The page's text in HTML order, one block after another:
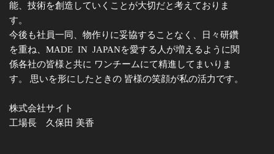
能、技術を創造していくことが大切だと考えておりま
す。
今後も社員一同、物作りに妥協することなく、日々研鑽
を重ね、MADE IN JAPANを愛する人が増えるように関
係各社の皆様と共に ワンチームにて精進してまいりま
す。 思いを形にしたときの 皆様の笑顔が私の活力です。
株式会社サイト
工場長 久保田 美香